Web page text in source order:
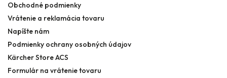
Obchodné podmienky
Vrátenie a reklamácia tovaru
Napíšte nám
Podmienky ochrany osobných údajov
Kärcher Store ACS
Formulár na vrátenie tovaru